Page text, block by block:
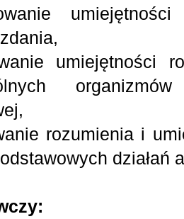
umiejętności
rozumienia i
działań